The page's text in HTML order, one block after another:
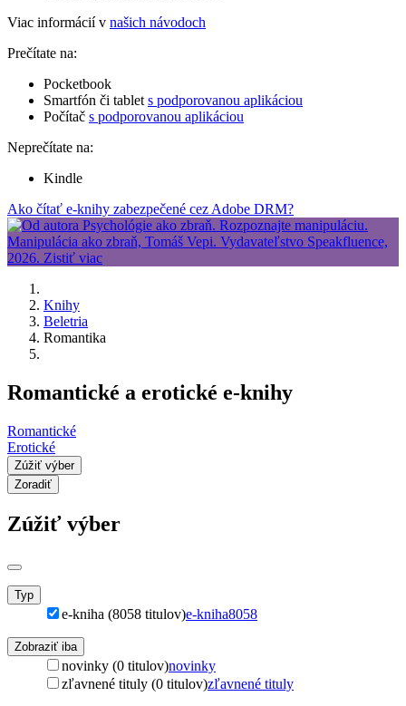
Viac informácií v našich návodoch
Prečítate na:
Pocketbook
Smartfón či tablet s podporovanou aplikáciou
Počítač s podporovanou aplikáciou
Neprečítate na:
Kindle
Ako čítať e-knihy zabezpečené cez Adobe DRM?
Knihy
Beletria
Romantika
Romantické a erotické e-knihy
Romantické
Erotické
Zúžiť výber
Zoradiť
Zúžiť výber
Typ
e-kniha (8058 titulov)e-kniha8058
Zobraziť iba
novinky (0 titulov)novinky
zľavnené tituly (0 titulov)zľavnené tituly